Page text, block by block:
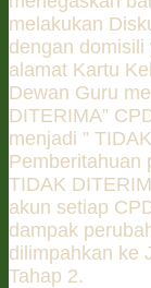
melakukan
dengan
alamat Kartu
Dewan Guru
DITERIMA”
menjadi ”
Pemberitahuan
TIDAK
akun setiap
dampak
dilimpahkan ke
Tahap 2.